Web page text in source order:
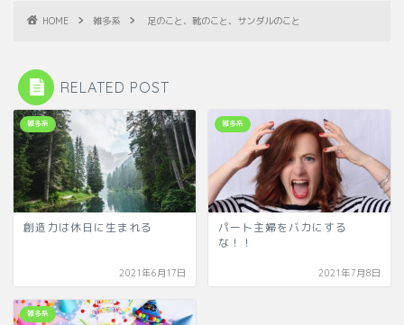
HOME 雑多系 足のこと、靴のこと、サンダルのこと
RELATED POST
雑多系
創造力は休日に生まれる
2021年6月17日
雑多系
パート主婦をバカにする
な！！
2021年7月8日
雑多系